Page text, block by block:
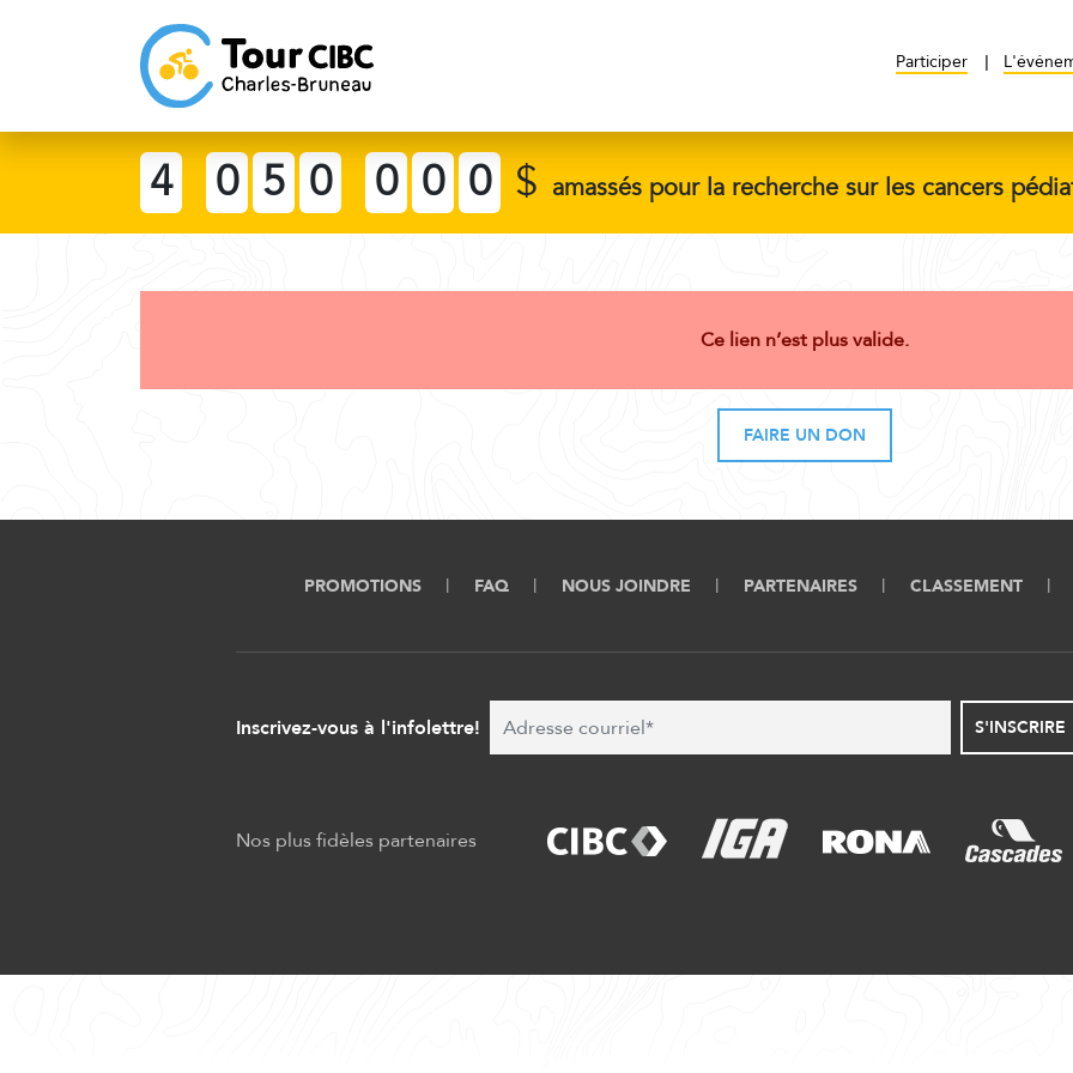
Participer
4 0 5 0 0 0 0 $ amassés pour la recherche sur les cancers
Ce lien n’est plus valide.
FAIRE UN DON
PROMOTIONS FAQ NOUS JOINDRE PARTENAIRES CLASSEMENT
Inscrivez-vous à l'infolettre! S'INSCRIRE
Nos plus fidèles partenaires